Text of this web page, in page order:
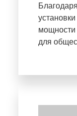
мощности
для